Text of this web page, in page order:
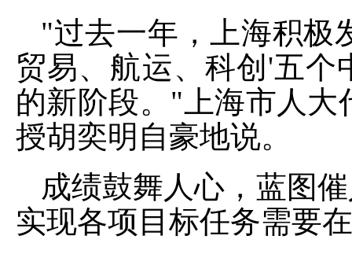
"过去一年，上海积极
贸易、航运、科创'五
的新阶段。"上海市人
授胡奕明自豪地说。
成绩鼓舞人心，蓝图
实现各项目标任务需要